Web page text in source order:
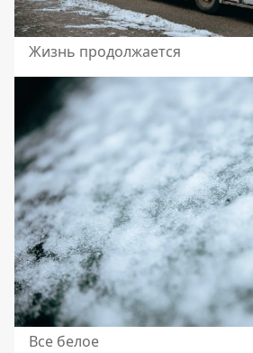
Жизнь продолжается
Все белое